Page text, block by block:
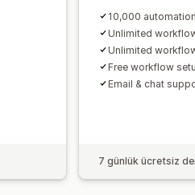
10,000
Unlimited
Unlimited
Free workflow
Email & chat
7 günlük ücretsiz